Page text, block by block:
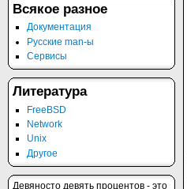
Всякое разное
Документация
Русские man-ы
Сервисы
Литература
FreeBSD
Network
Unix
Другое
Девяносто девять процентов - это